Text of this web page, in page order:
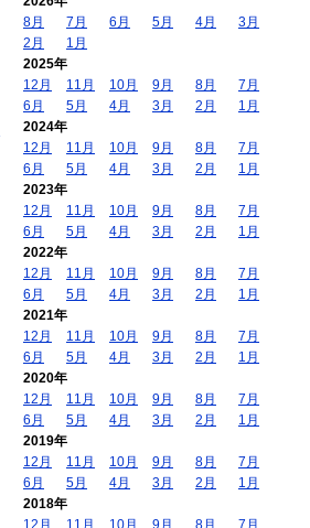
8月
7月 6月 5月 4月
3月
2月
1月
2025年
12月
11月 10月 9月 8月
7月
6月
5月 4月 3月 2月
1月
2024年
12月
11月 10月 9月 8月
7月
6月
5月 4月 3月 2月
1月
2023年
12月
11月 10月 9月 8月
7月
6月
5月 4月 3月 2月
1月
2022年
12月
11月 10月 9月 8月
7月
6月
5月 4月 3月 2月
1月
2021年
12月
11月 10月 9月 8月
7月
6月
5月 4月 3月 2月
1月
2020年
12月
11月 10月 9月 8月
7月
6月
5月 4月 3月 2月
1月
2019年
12月
11月 10月 9月 8月
7月
6月
5月 4月 3月 2月
1月
2018年
12月
11月 10月 9月 8月 7月